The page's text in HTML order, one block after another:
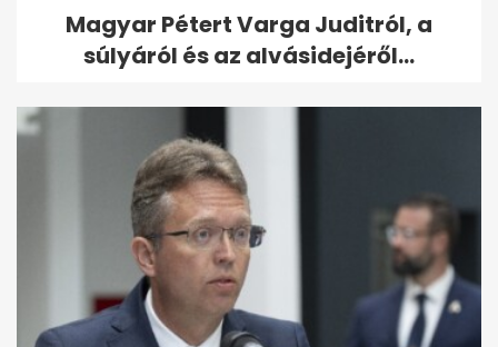
Magyar Pétert Varga Juditról, a
súlyáról és az alvásidejéről...